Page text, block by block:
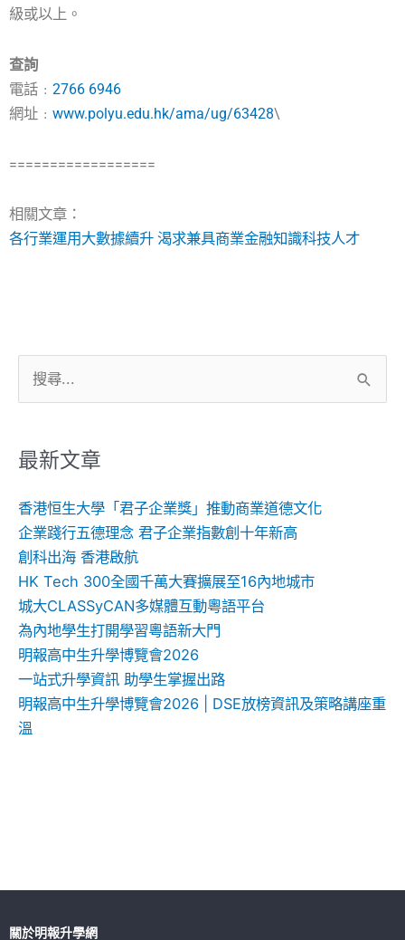
級或以上。
查詢
電話﹕ 2766 6946
網址﹕ www.polyu.edu.hk/ama/ug/63428\
==================
相關文章：
各行業運用大數據續升 渴求兼具商業金融知識科技人才
尋
鍵
最新文章
香港恒生大學「君子企業獎」推動商業道德文化
企業踐行五德理念 君子企業指數創十年新高
創科出海 香港啟航
HK Tech 300全國千萬大賽擴展至16內地城市
城大CLASSyCAN多媒體互動粵語平台
為內地學生打開學習粵語新大門
明報高中生升學博覽會2026
一站式升學資訊 助學生掌握出路
明報高中生升學博覽會2026 | DSE放榜資訊及策略講座重
溫
關於明報升學網